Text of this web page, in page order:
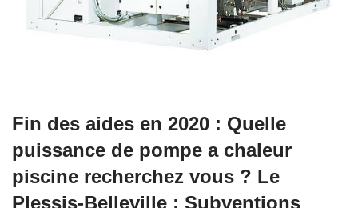
Fin des aides en 2020 : Quelle
puissance de pompe a chaleur
piscine recherchez vous ? Le
Plessis-Belleville : Subventions